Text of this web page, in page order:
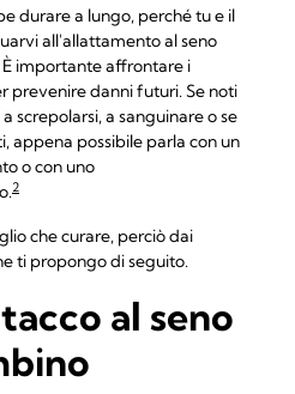
durare a lungo, perché tu e il
all'allattamento al seno
importante affrontare i
prevenire danni futuri. Se noti
screpolarsi, a sanguinare o se
appena possibile parla con un
o con uno
2
che curare, perciò dai
ti propongo di seguito.
al seno